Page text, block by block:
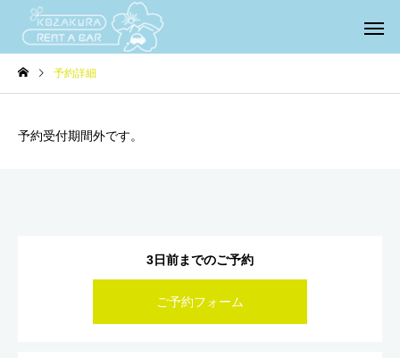
予約詳細
予約受付期間外です。
3日前までのご予約
ご予約フォーム